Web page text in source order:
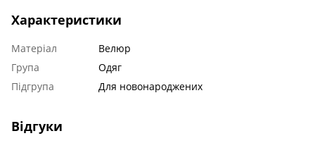
Характеристики
Матеріал
Велюр
Група
Одяг
Підгрупа
Для новонароджених
Відгуки